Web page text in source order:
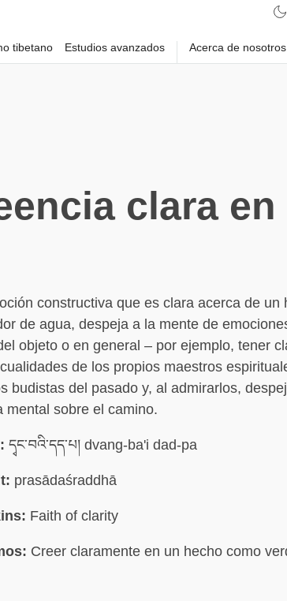
tibetano Estudios avanzados Acerca de nosotros
clara
constructiva que es clara acerca de un
de agua, despeja a la mente de
objeto o en general – por ejemplo, tener
de los propios maestros
budistas del pasado y, al admirarlos,
mental sobre el camino.
དྭང་བའི་དད་པ། dvang-ba'i dad-pa
prasādaśraddhā
Faith of clarity
Creer claramente en un hecho como